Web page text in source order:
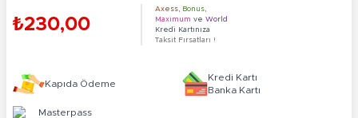
₺230,00
Axess Bonus
Maximum ve World
Kredi Kartınıza
Taksit Fırsatları !
Kapıda Ödeme
Kredi Kartı
Banka Kartı
Masterpass